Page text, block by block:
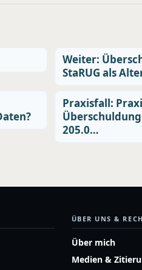
Weiter:
StaRUG als
Praxisfall:
205.0…
ÜBER UNS &
Über mich
Medien &